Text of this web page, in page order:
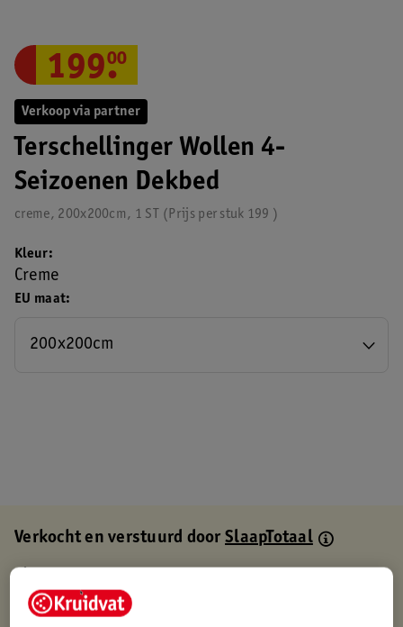
Verkoop via partner
Terschellinger Wollen 4-
Seizoenen Dekbed
creme, 200x200cm, 1 ST 199
Prijs per stuk
199.
00
EU maat
200x200cm
Kleur
Creme
Verkocht en verstuurd doorSlaapTotaal
Gratis thuisbezorgd
Gratis retourneren via verkooppartner.